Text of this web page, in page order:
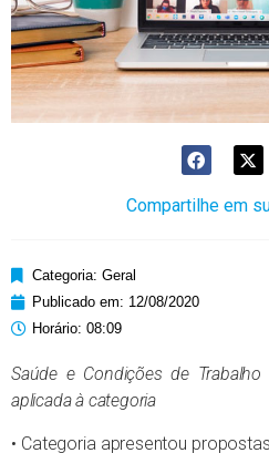
Compartilhe em
Categoria: Geral
Publicado em: 12/08/2020
Horário: 08:09
Saúde e Condições de
aplicada à categoria
• Categoria apresentou